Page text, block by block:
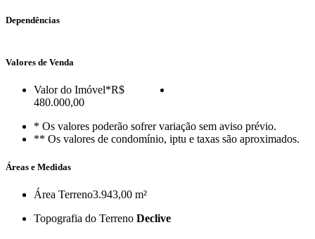
Dependências
Valores de Venda
Valor do Imóvel*R$
480.000,00
* Os valores poderão sofrer variação sem aviso prévio.
** Os valores de condomínio, iptu e taxas são aproximados.
Áreas e Medidas
Área Terreno3.943,00 m²
Topografia do Terreno Declive